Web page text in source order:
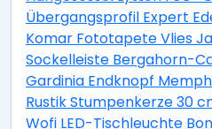
Übergangsprofil Expert
Komar Fototapete Vlies
Sockelleiste Bergahorn-
Gardinia Endknopf
Rustik Stumpenkerze 30
Wofi LED-Tischleuchte